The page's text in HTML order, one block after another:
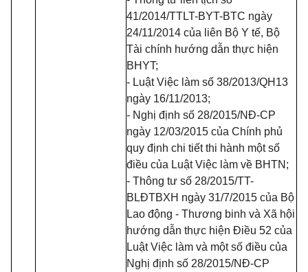
41/2014/TTLT-BYT-BTC ngày
24/11/2014 của liên Bộ Y tế, Bộ
Tài chính hướng dẫn thực hiện
BHYT;
- Luật Việc làm số 38/2013/QH13
ngày 16/11/2013;
- Nghị định số 28/2015/NĐ-CP
ngày 12/03/2015 của Chính phủ
quy định chi tiết thi hành một số
điều của Luật Việc làm về BHTN;
- Thông tư số 28/2015/TT-
BLĐTBXH ngày 31/7/2015 của Bộ
Lao động - Thương binh và Xã hội
hướng dẫn thực hiện Điều 52 của
Luật Việc làm và một số điều của
Nghị định số 28/2015/NĐ-CP